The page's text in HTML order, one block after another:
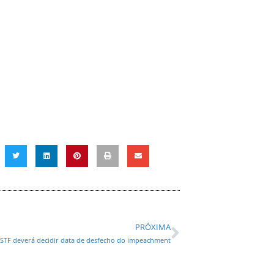
PRÓXIMA
STF deverá decidir data de desfecho do impeachment